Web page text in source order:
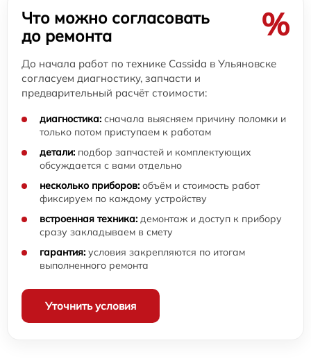
Что можно согласовать
до ремонта
%
До начала работ по технике Cassida в Ульяновске
согласуем диагностику, запчасти и
предварительный расчёт стоимости:
диагностика: сначала выясняем причину поломки и
только потом приступаем к работам
детали: подбор запчастей и комплектующих
обсуждается с вами отдельно
несколько приборов: объём и стоимость работ
фиксируем по каждому устройству
встроенная техника: демонтаж и доступ к прибору
сразу закладываем в смету
гарантия: условия закрепляются по итогам
выполненного ремонта
Уточнить условия